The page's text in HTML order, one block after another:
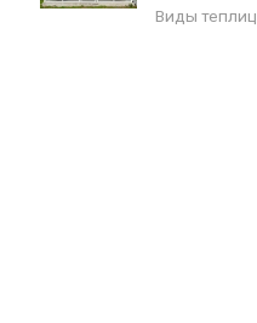
Виды теплиц